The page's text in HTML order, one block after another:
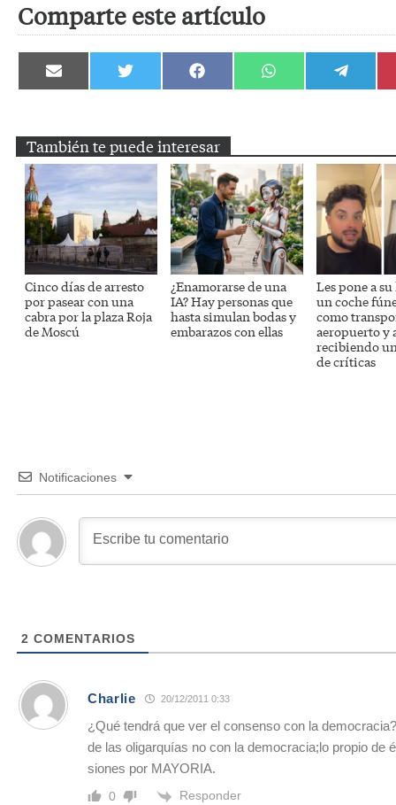
Comparte este artículo
Compartir
en
Compartir
en
Compartir
en
Compartir
en
Compartir
en
También te puede interesar
Cinco días de arresto
por pasear con una
cabra por la plaza Roja
de Moscú
¿Enamorarse de una
IA? Hay personas que
hasta simulan bodas y
embarazos con ellas
Les pone a
un coche
como
aeropuerto y
recibiendo
de críticas
Notificaciones
2 COMENTARIOS
Charlie 20/12/2011 0:33
¿Qué tendrá que ver el consenso con la
de las oligarquías no con la democracia;lo propio de
siones por MAYORIA.
0 Responder